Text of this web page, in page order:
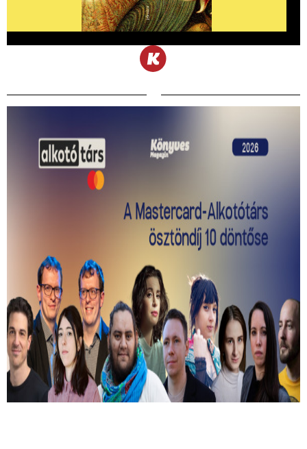
Kiválasztották a 2026-os Mastercard -
Alkotótárs ösztöndíj 10 döntősét!
Közülük kerül ki a két győztes.